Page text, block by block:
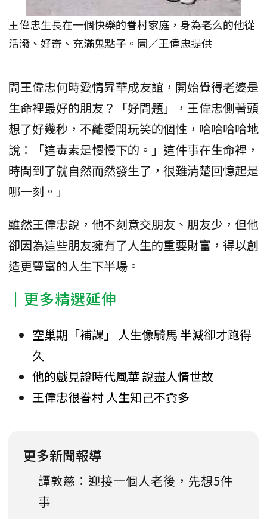
王偉忠生長在一個快樂的眷村家庭，身為老么的他從
活潑、好奇、充滿鬼點子。圖／王偉忠提供
問王偉忠何時愛情昇華成友誼，開始覺得老婆是
生命裡最好的朋友？「好問題」，王偉忠側著頭
想了好幾秒，不離愛開玩笑的個性，哈哈哈哈地
說：「這毒素是慢慢下的。」這件事在生命裡，
時間到了就自然而然發生了，很難清楚回憶起是
哪一刻。」
雖然王偉忠說，他不刻意交朋友、朋友少，但他
卻因為這些朋友擁有了人生的重要財富，得以創
造更豐富的人生下半場。
｜更多精選延伸
空巢期「補課」 人生像騎馬 半減卻才跑得
久
他的戲見證時代風華 說盡人情世故
王偉忠很眷村 人生知己不貪多
更多新聞報導
譚敦慈：迎接一個人老後，先想5件
事